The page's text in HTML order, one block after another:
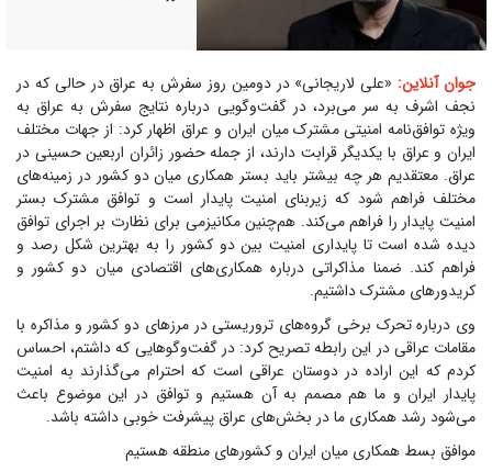
جوان آنلاین: «علی لاریجانی» در دومین روز سفرش به عراق در حالی که در
نجف اشرف به سر می‌برد، در گفت‌وگویی درباره نتایج سفرش به عراق به
ویژه توافق‌نامه امنیتی مشترک میان ایران و عراق اظهار کرد: از جهات مختلف
ایران و عراق با یکدیگر قرابت دارند، از جمله حضور زائران اربعین حسینی در
عراق. معتقدیم هر چه بیشتر باید بستر همکاری میان دو کشور در زمینه‌های
مختلف فراهم شود که زیربنای امنیت پایدار است و توافق مشترک بستر
امنیت پایدار را فراهم می‌کند. هم‌چنین مکانیزمی برای نظارت بر اجرای توافق
دیده شده است تا پایداری امنیت بین دو کشور را به بهترین شکل رصد و
فراهم کند. ضمنا مذاکراتی درباره همکاری‌های اقتصادی میان دو کشور و
کریدورهای مشترک داشتیم.
وی درباره تحرک برخی گروه‌های تروریستی در مرزهای دو کشور و مذاکره با
مقامات عراقی در این رابطه تصریح کرد: در گفت‌وگوهایی که داشتم، احساس
کردم که این اراده در دوستان عراقی است که احترام می‌گذارند به امنیت
پایدار ایران و ما هم مصمم به آن هستیم و توافق در این موضوع باعث
می‌شود رشد همکاری ما در بخش‌های عراق پیشرفت خوبی داشته باشد.
موافق بسط همکاری میان ایران و کشورهای منطقه هستیم